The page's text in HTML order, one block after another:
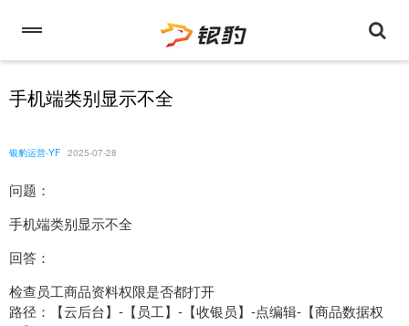
手机端类别显示不全
银豹运营-YF 2025-07-28
问题：
手机端类别显示不全
回答：
检查员工商品资料权限是否都打开
路径：【云后台】-【员工】-【收银员】-点编辑-【商品数据权